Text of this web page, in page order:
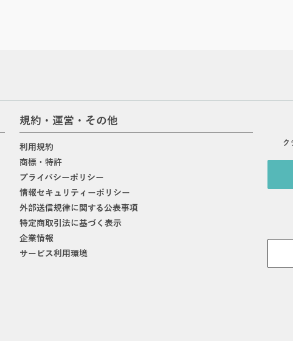
規約・運営・その他
利用規約
商標・特許
プライバシーポリシー
情報セキュリティーポリシー
外部送信規律に関する公表事項
特定商取引法に基づく表示
企業情報
サービス利用環境
ク